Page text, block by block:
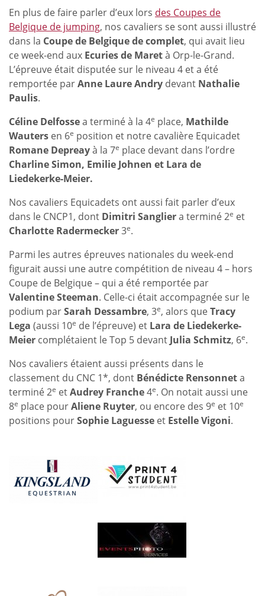
En plus de faire parler d’eux lors des Coupes de
Belgique de jumping, nos cavaliers se sont aussi illustré
dans la Coupe de Belgique de complet, qui avait lieu
ce week-end aux Ecuries de Maretà Orp-le-Grand.
L’épreuve était disputée sur le niveau 4 et a été
remportée parAnne Laure Andry devant Nathalie
Paulis.
Céline Delfossea terminé à la 4e place, Mathilde
Wauters en 6e position et notre cavalière Equicadet
Romane Depreayà la 7e place devant dans l’ordre
Charline Simon, Emilie Johnen et Lara de
Liedekerke-Meier.
Nos cavaliers Equicadets ont aussi fait parler d’eux
dans le CNCP1, dont Dimitri Sangliera terminé 2e et
Charlotte Radermecker3e.
Parmi les autres épreuves nationales du week-end
figurait aussi une autre compétition de niveau 4 – hors
Coupe de Belgique – qui a été remportée par
Valentine Steeman. Celle-ci était accompagnée sur le
podium parSarah Dessambre, 3e, alors queTracy
Lega (aussi 10e de l’épreuve) et Lara de Liedekerke-
Meier complétaient le Top 5 devant Julia Schmitz, 6e.
Nos cavaliers étaient aussi présents dans le
classement du CNC 1*, dont Bénédicte Rensonneta
terminé 2e etAudrey Franche4e. On notait aussi une
8e place pourAliene Ruyter, ou encore des 9e et 10e
positions pourSophie Laguesse et Estelle Vigoni.